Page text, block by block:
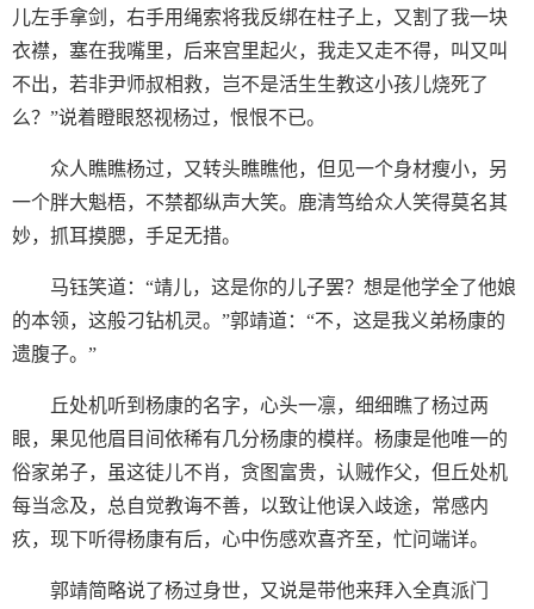
儿左手拿剑，右手用绳索将我反绑在柱子上，又割了我一块
衣襟，塞在我嘴里，后来宫里起火，我走又走不得，叫又叫
不出，若非尹师叔相救，岂不是活生生教这小孩儿烧死了
么？”说着瞪眼怒视杨过，恨恨不已。
众人瞧瞧杨过，又转头瞧瞧他，但见一个身材瘦小，另
一个胖大魁梧，不禁都纵声大笑。鹿清笃给众人笑得莫名其
妙，抓耳摸腮，手足无措。
马钰笑道：“靖儿，这是你的儿子罢？想是他学全了他娘
的本领，这般刁钻机灵。”郭靖道：“不，这是我义弟杨康的
遗腹子。”
丘处机听到杨康的名字，心头一凛，细细瞧了杨过两
眼，果见他眉目间依稀有几分杨康的模样。杨康是他唯一的
俗家弟子，虽这徒儿不肖，贪图富贵，认贼作父，但丘处机
每当念及，总自觉教诲不善，以致让他误入歧途，常感内
疚，现下听得杨康有后，心中伤感欢喜齐至，忙问端详。
郭靖简略说了杨过身世，又说是带他来拜入全真派门